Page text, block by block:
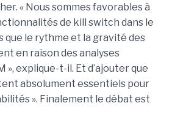
« Nous sommes favorables à
de kill switch dans le
que le rythme et la gravité des
en raison des analyses
», explique-t-il. Et d’ajouter que
absolument essentiels pour
». Finalement le débat est